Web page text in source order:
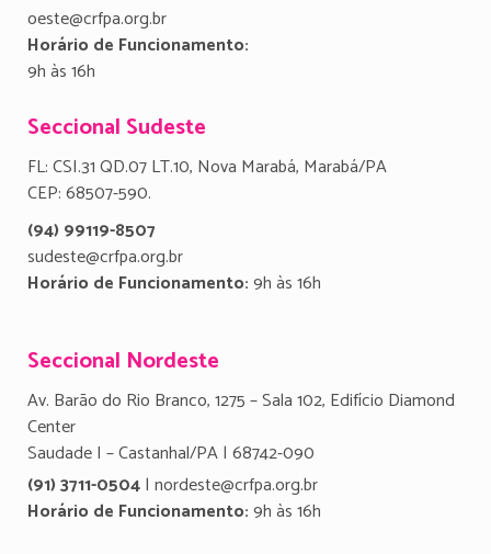
oeste@crfpa.org.br
Horário de Funcionamento:
9h às 16h
Seccional Sudeste
FL: CSI.31 QD.07 LT.10, Nova Marabá, Marabá/PA
CEP: 68507-590.
(94) 99119-8507
sudeste@crfpa.org.br
Horário de Funcionamento:9h às 16h
Seccional Nordeste
Av. Barão do Rio Branco, 1275 – Sala 102, Edifício Diamond
Center
Saudade I – Castanhal/PA | 68742-090
(91) 3711-0504| nordeste@crfpa.org.br
Horário de Funcionamento:9h às 16h